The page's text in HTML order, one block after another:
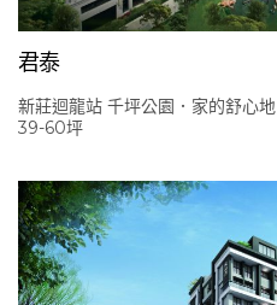
君泰
新莊迴龍站 千坪公園．家的舒心地
39-60坪